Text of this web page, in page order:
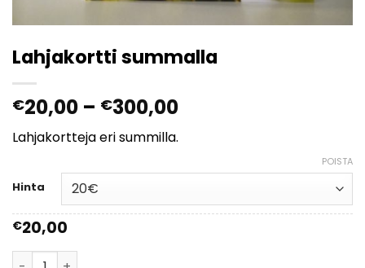
Lahjakortti summalla
€20,00 – €300,00Hintaluokka:
Lahjakortteja eri summilla.
Hinta
POISTA
€20,00
Lahjakortti summalla määrä